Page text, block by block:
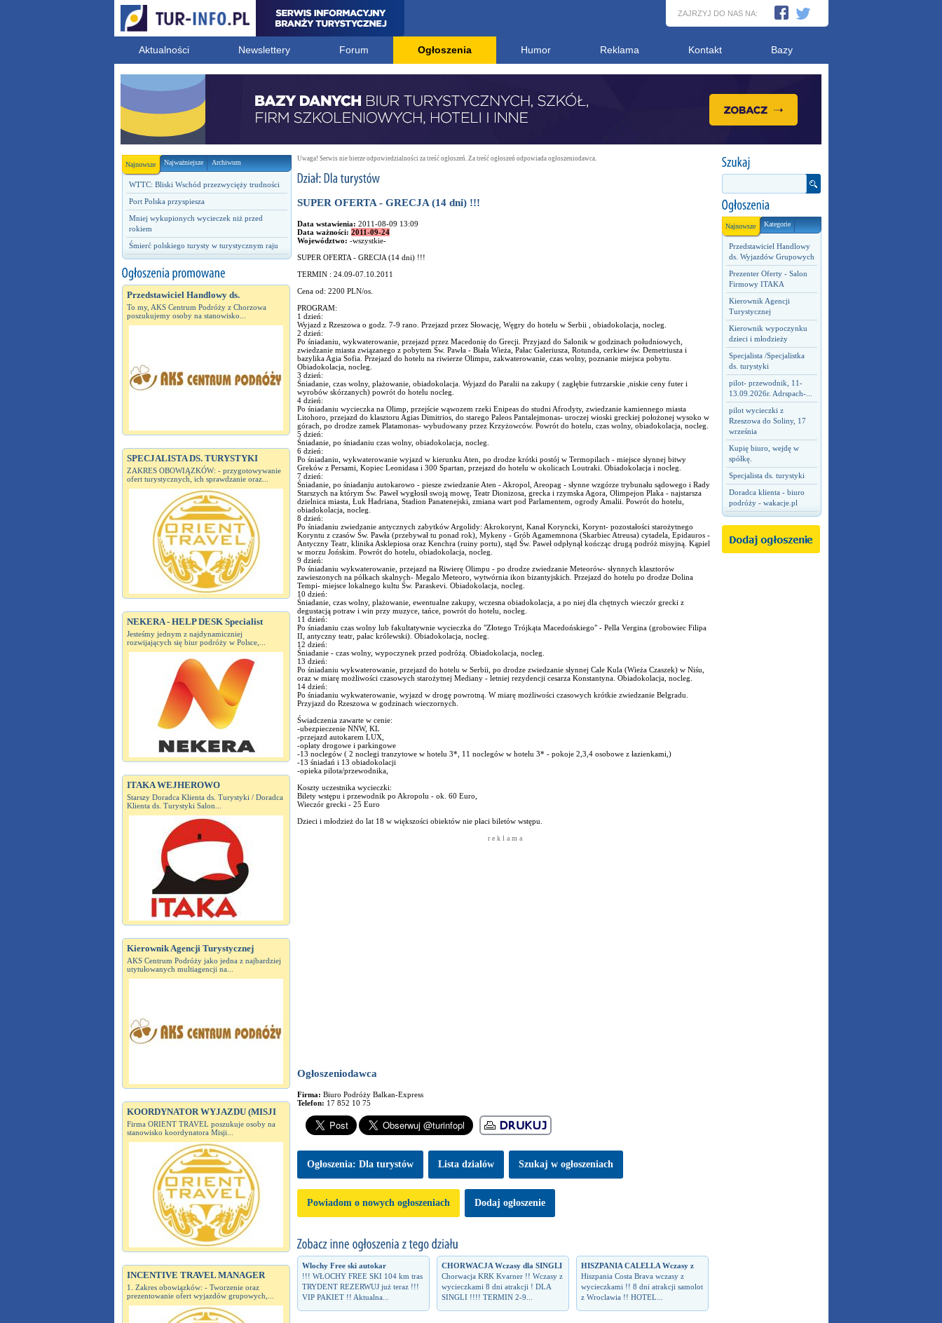
ZAJRZYJ DO NAS NA:
Aktualności Newslettery Forum Ogłoszenia Humor Reklama Kontakt Bazy
Najnowsze Najważniejsze Archiwum
WTTC: Bliski Wschód przezwycięży trudności
Port Polska przyspiesza
Mniej wykupionych wycieczek niż przed
rokiem
Śmierć polskiego turysty w turystycznym raju
Przedstawiciel Handlowy ds.
To my, AKS Centrum Podróży z Chorzowa
poszukujemy osoby na stanowisko...
SPECJALISTA DS. TURYSTYKI
ZAKRES OBOWIĄZKÓW: - przygotowywanie
ofert turystycznych, ich sprawdzanie oraz...
NEKERA - HELP DESK Specialist
Jesteśmy jednym z najdynamiczniej
rozwijających się biur podróży w Polsce,...
ITAKA WEJHEROWO
Starszy Doradca Klienta ds. Turystyki / Doradca
Klienta ds. Turystyki Salon...
Kierownik Agencji Turystycznej
AKS Centrum Podróży jako jedna z najbardziej
utytułowanych multiagencji na...
KOORDYNATOR WYJAZDU (MISJI
Firma ORIENT TRAVEL poszukuje osoby na
stanowisko koordynatora Misji...
INCENTIVE TRAVEL MANAGER
1. Zakres obowiązków: - Tworzenie oraz
prezentowanie ofert wyjazdów grupowych,...
Najnowsze Kategorie
Przedstawiciel Handlowy
ds. Wyjazdów Grupowych
Prezenter Oferty - Salon
Firmowy ITAKA
Kierownik Agencji
Turystycznej
Kierownik wypoczynku
dzieci i młodzieży
Specjalista /Specjalistka
ds. turystyki
pilot- przewodnik, 11-
13.09.2026r. Adrspach-...
pilot wycieczki z
Rzeszowa do Soliny, 17
września
Kupię biuro, wejdę w
spółkę.
Specjalista ds. turystyki
Doradca klienta - biuro
podróży - wakacje.pl
Uwaga! Serwis nie bierze odpowiedzialności za treść ogłoszeń. Za treść ogłoszeń odpowiada ogłoszeniodawca.
SUPER OFERTA - GRECJA (14 dni) !!!
Data wstawienia: 2011-08-09 13:09
Data ważności: 2011-09-24
Województwo: -wszystkie-
SUPER OFERTA - GRECJA (14 dni) !!!
TERMIN : 24.09-07.10.2011
Cena od: 2200 PLN/os.
PROGRAM:
1 dzień:
Wyjazd z Rzeszowa o godz. 7-9 rano. Przejazd przez Słowację, Węgry do hotelu w Serbii , obiadokolacja, nocleg.
2 dzień:
Po śniadaniu, wykwaterowanie, przejazd przez Macedonię do Grecji. Przyjazd do Salonik w godzinach południowych,
zwiedzanie miasta związanego z pobytem Św. Pawła - Biała Wieża, Pałac Galeriusza, Rotunda, cerkiew św. Demetriusza i
bazylika Agia Sofia. Przejazd do hotelu na riwierze Olimpu, zakwaterowanie, czas wolny, poznanie miejsca pobytu.
Obiadokolacja, nocleg.
3 dzień:
Śniadanie, czas wolny, plażowanie, obiadokolacja. Wyjazd do Paralii na zakupy ( zagłębie futrzarskie ,niskie ceny futer i
wyrobów skórzanych) powrót do hotelu nocleg.
4 dzień:
Po śniadaniu wycieczka na Olimp, przejście wąwozem rzeki Enipeas do studni Afrodyty, zwiedzanie kamiennego miasta
Litohoro, przejazd do klasztoru Agias Dimitrios, do starego Paleos Pantalejmonas- uroczej wioski greckiej położonej wysoko w
górach, po drodze zamek Platamonas- wybudowany przez Krzyżowców. Powrót do hotelu, czas wolny, obiadokolacja, nocleg.
5 dzień:
Śniadanie, po śniadaniu czas wolny, obiadokolacja, nocleg.
6 dzień:
Po śniadaniu, wykwaterowanie wyjazd w kierunku Aten, po drodze krótki postój w Termopilach - miejsce słynnej bitwy
Greków z Persami, Kopiec Leonidasa i 300 Spartan, przejazd do hotelu w okolicach Loutraki. Obiadokolacja i nocleg.
7 dzień:
Śniadanie, po śniadaniu autokarowo - piesze zwiedzanie Aten - Akropol, Areopag - słynne wzgórze trybunału sądowego i Rady
Starszych na którym Św. Paweł wygłosił swoją mowę, Teatr Dionizosa, grecka i rzymska Agora, Olimpejon Plaka - najstarsza
dzielnica miasta, Łuk Hadriana, Stadion Panatenejski, zmiana wart pod Parlamentem, ogrody Amalii. Powrót do hotelu,
obiadokolacja, nocleg.
8 dzień:
Po śniadaniu zwiedzanie antycznych zabytków Argolidy: Akrokorynt, Kanał Koryncki, Korynt- pozostałości starożytnego
Koryntu z czasów Św. Pawła (przebywał tu ponad rok), Mykeny - Grób Agamemnona (Skarbiec Atreusa) cytadela, Epidauros -
Antyczny Teatr, klinika Asklepiosa oraz Kenchra (ruiny portu), stąd Św. Paweł odpłynął kończąc drugą podróż misyjną. Kąpiel
w morzu Jońskim. Powrót do hotelu, obiadokolacja, nocleg.
9 dzień:
Po śniadaniu wykwaterowanie, przejazd na Riwierę Olimpu - po drodze zwiedzanie Meteorów- słynnych klasztorów
zawieszonych na półkach skalnych- Megalo Meteoro, wytwórnia ikon bizantyjskich. Przejazd do hotelu po drodze Dolina
Tempi- miejsce lokalnego kultu Św. Paraskevi. Obiadokolacja, nocleg.
10 dzień:
Śniadanie, czas wolny, plażowanie, ewentualne zakupy, wczesna obiadokolacja, a po niej dla chętnych wieczór grecki z
degustacją potraw i win przy muzyce, tańce, powrót do hotelu, nocleg.
11 dzień:
Po śniadaniu czas wolny lub fakultatywnie wycieczka do "Złotego Trójkąta Macedońskiego" - Pella Vergina (grobowiec Filipa
II, antyczny teatr, pałac królewski). Obiadokolacja, nocleg.
12 dzień:
Śniadanie - czas wolny, wypoczynek przed podróżą. Obiadokolacja, nocleg.
13 dzień:
Po śniadaniu wykwaterowanie, przejazd do hotelu w Serbii, po drodze zwiedzanie słynnej Cale Kula (Wieża Czaszek) w Niśu,
oraz w miarę możliwości czasowych starożytnej Mediany - letniej rezydencji cesarza Konstantyna. Obiadokolacja, nocleg.
14 dzień:
Po śniadaniu wykwaterowanie, wyjazd w drogę powrotną. W miarę możliwości czasowych krótkie zwiedzanie Belgradu.
Przyjazd do Rzeszowa w godzinach wieczornych.
Świadczenia zawarte w cenie:
-ubezpieczenie NNW, KL
-przejazd autokarem LUX,
-opłaty drogowe i parkingowe
-13 noclegów ( 2 noclegi tranzytowe w hotelu 3*, 11 noclegów w hotelu 3* - pokoje 2,3,4 osobowe z łazienkami,)
-13 śniadań i 13 obiadokolacji
-opieka pilota/przewodnika,
Koszty uczestnika wycieczki:
Bilety wstępu i przewodnik po Akropolu - ok. 60 Euro,
Wieczór grecki - 25 Euro
Dzieci i młodzież do lat 18 w większości obiektów nie płaci biletów wstępu.
r e k l a m a
Ogłoszeniodawca
Firma: Biuro Podróży Balkan-Express
Telefon: 17 852 10 75
Ogłoszenia: Dla turystów Lista dzialów Szukaj w ogłoszeniach
Powiadom o nowych ogłoszeniach Dodaj ogłoszenie
Wlochy Free ski autokar
!!! WŁOCHY FREE SKI 104 km tras
TRYDENT REZERWUJ już teraz !!!
VIP PAKIET !! Aktualna...
CHORWACJA Wczasy dla SINGLI
Chorwacja KRK Kvarner !! Wczasy z
wycieczkami 8 dni atrakcji ! DLA
SINGLI !!!! TERMIN 2-9...
HISZPANIA CALELLA Wczasy z
Hiszpania Costa Brava wczasy z
wycieczkami !! 8 dni atrakcji samolot
z Wroclawia !! HOTEL...